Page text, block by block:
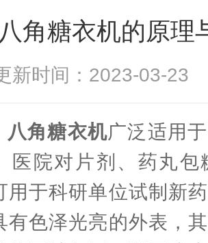
八角糖衣机的原理
新时间：2023-03-
八角糖衣机广泛适用
医院对片剂、药丸包
用于科研单位试制新
有色泽光亮的外表，